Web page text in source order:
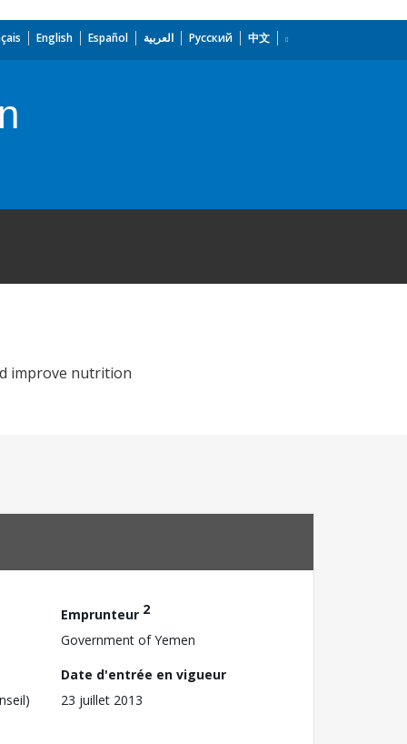
English Español العربية Русский 中文
improve nutrition
Emprunteur 2
Government of Yemen
Date d'entrée en vigueur
23 juillet 2013